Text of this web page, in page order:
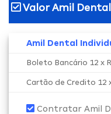
Valor Amil Dental
Amil Dental
Boleto Bancário 12 x
Cartão de Credito 12
Contratar Amil